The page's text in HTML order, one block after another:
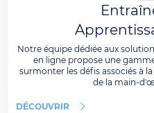
Notre équipe dédiée aux
en ligne propose une
surmonter les défis associés à
de la main-
DÉCOUVRIR